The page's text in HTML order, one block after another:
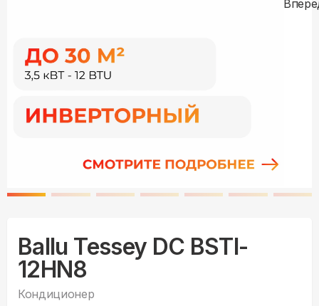
Ballu Tessey DC BSTI-
12HN8
Кондиционер